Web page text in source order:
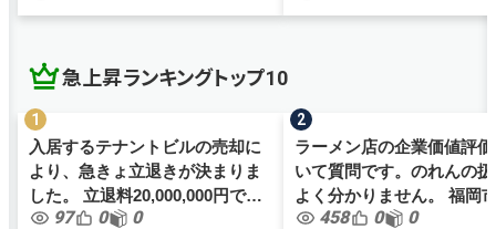
急上昇ランキングトップ10
入居するテナントビルの売却に
より、急きょ立退きが決まりま
した。 立退料20,000,000円で間
も無く契約となりますが、当社
97 0 0
ラーメン店の企業価値評
いて質問です。のれんの
よく分かりません。 福岡市内で
ラーメン店を1店舗経営し
458 0 0